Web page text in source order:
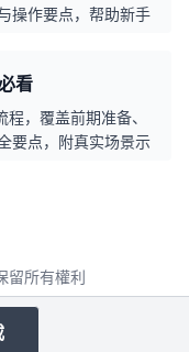
操作要点，帮助新手
看
，覆盖前期准备、
要点，附真实场景示
留所有權利
方网站，请仔细阅读其用户